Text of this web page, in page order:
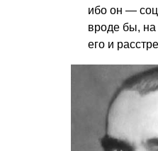
ибо он —
вроде бы, на
его и